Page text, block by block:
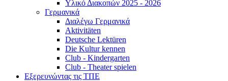
Υλικό Διακοπών 2025 - 2026
Γερμανικά
Διαλέγω Γερμανικά
Aktivitäten
Deutsche Lektüren
Die Kultur kennen
Club - Kindergarten
Club - Theater spielen
Εξερευνώντας τις ΤΠΕ